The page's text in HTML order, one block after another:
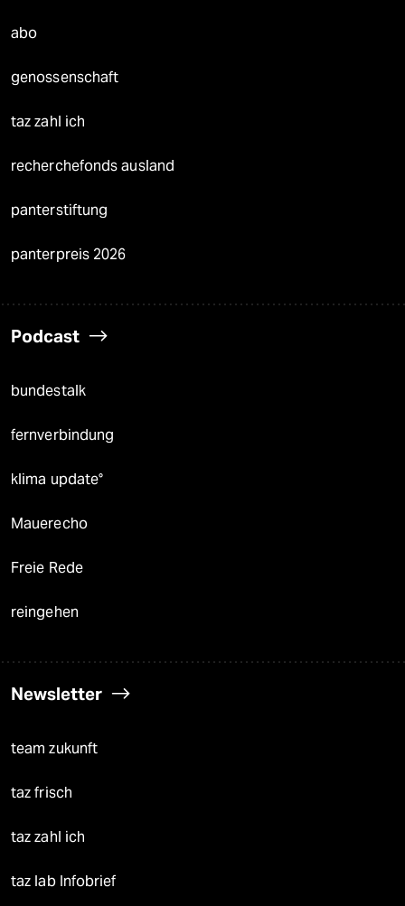
abo
genossenschaft
taz zahl ich
recherchefonds ausland
panterstiftung
panterpreis 2026
Podcast
bundestalk
fernverbindung
klima update°
Mauerecho
Freie Rede
reingehen
Newsletter
team zukunft
taz frisch
taz zahl ich
taz lab Infobrief